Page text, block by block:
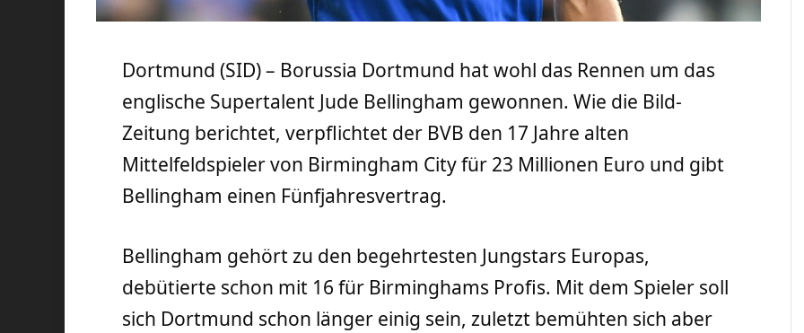
Dortmund (SID) – Borussia Dortmund hat wohl das Rennen um das
englische Supertalent Jude Bellingham gewonnen. Wie die Bild-
Zeitung berichtet, verpflichtet der BVB den 17 Jahre alten
Mittelfeldspieler von Birmingham City für 23 Millionen Euro und gibt
Bellingham einen Fünfjahresvertrag.
Bellingham gehört zu den begehrtesten Jungstars Europas,
debütierte schon mit 16 für Birminghams Profis. Mit dem Spieler soll
sich Dortmund schon länger einig sein, zuletzt bemühten sich aber